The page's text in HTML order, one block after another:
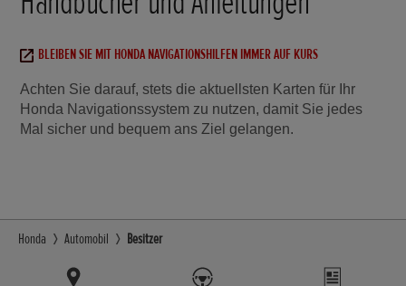
BLEIBEN SIE MIT HONDA NAVIGATIONSHILFEN IMMER AUF KURS
Achten Sie darauf, stets die aktuellsten Karten für Ihr
Honda Navigationssystem zu nutzen, damit Sie jedes
Mal sicher und bequem ans Ziel gelangen.
Honda Automobil Besitzer